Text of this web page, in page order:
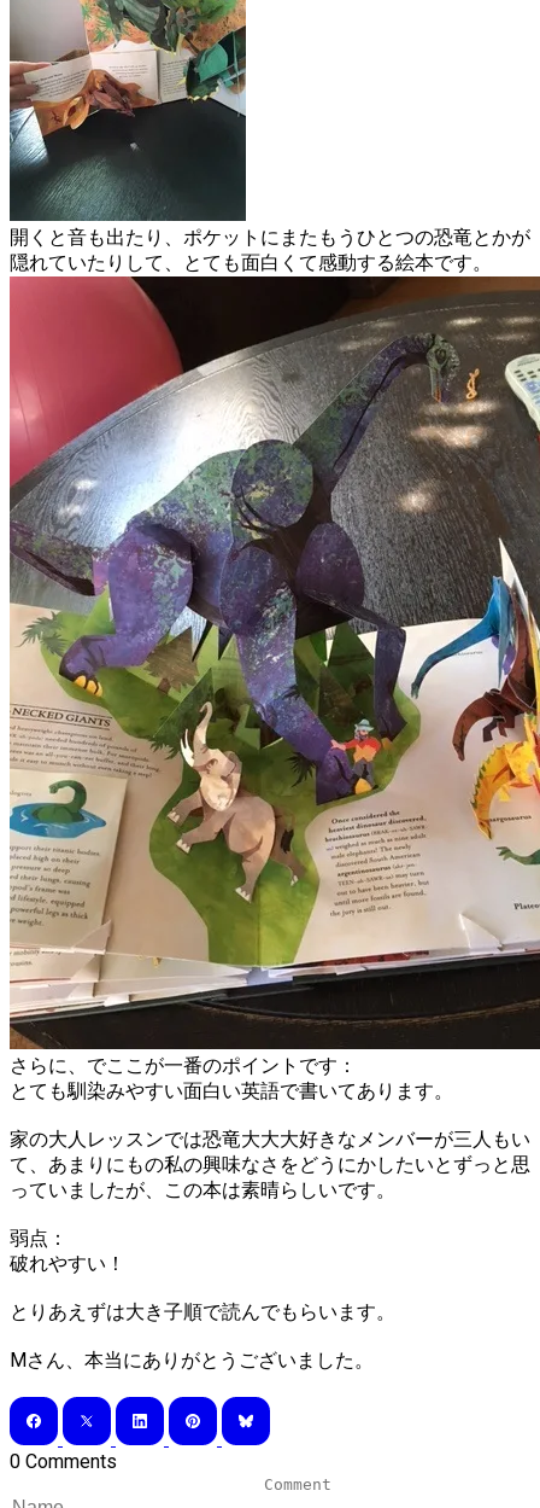
開くと音も出たり、ポケットにまたもうひとつの恐竜とかが
隠れていたりして、とても面白くて感動する絵本です。
さらに、でここが一番のポイントです：
とても馴染みやすい面白い英語で書いてあります。
家の大人レッスンでは恐竜大大大好きなメンバーが三人もい
て、あまりにもの私の興味なさをどうにかしたいとずっと思
っていましたが、この本は素晴らしいです。
弱点：
破れやすい！
とりあえずは大き子順で読んでもらいます。
Mさん、本当にありがとうございました。
0 Comments